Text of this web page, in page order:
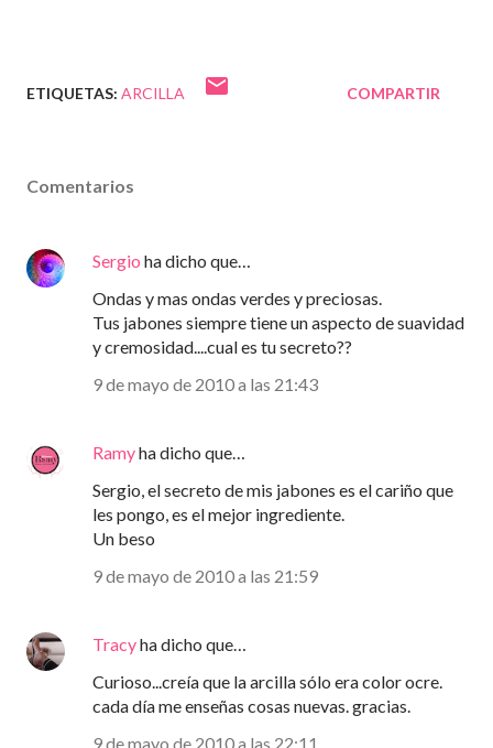
ETIQUETAS: ARCILLA COMPARTIR
Comentarios
Sergio ha dicho que…
Ondas y mas ondas verdes y preciosas.
Tus jabones siempre tiene un aspecto de suavidad
y cremosidad....cual es tu secreto??
9 de mayo de 2010 a las 21:43
Ramyha dicho que…
Sergio, el secreto de mis jabones es el cariño que
les pongo, es el mejor ingrediente.
Un beso
9 de mayo de 2010 a las 21:59
Tracyha dicho que…
Curioso...creía que la arcilla sólo era color ocre.
cada día me enseñas cosas nuevas. gracias.
9 de mayo de 2010 a las 22:11